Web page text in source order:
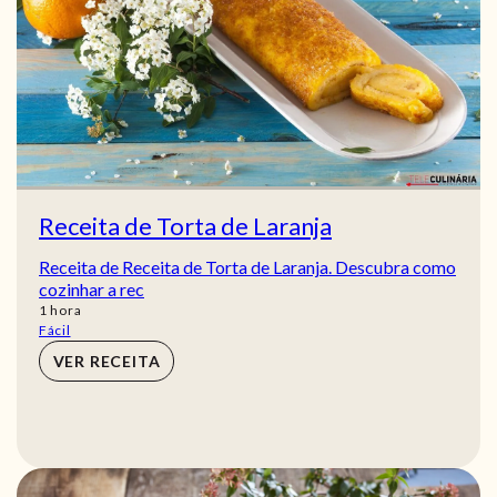
Receita de Torta de Laranja
Receita de Receita de Torta de Laranja. Descubra como
cozinhar a rec
1 hora
hora
Fácil
VER RECEITA